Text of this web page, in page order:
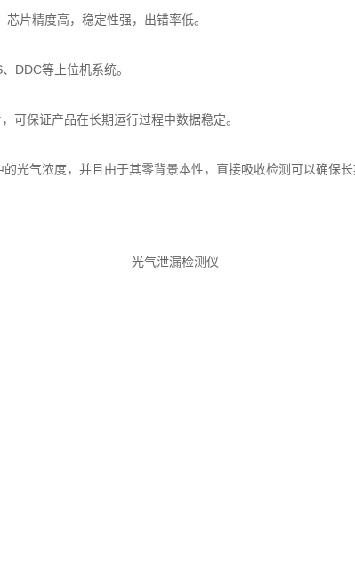
片精度高，稳定性强，出错率低。
DDC等上位机系统。
保证产品在长期运行过程中数据稳定。
气浓度，并且由于其零背景本性，直接吸收检测可以确保